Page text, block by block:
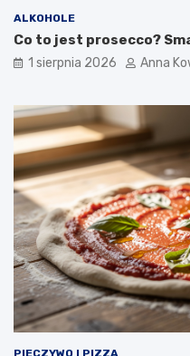
ALKOHOLE
Co to jest prosecco?
1 sierpnia 2026 Anna
PIECZYWO I PIZZA